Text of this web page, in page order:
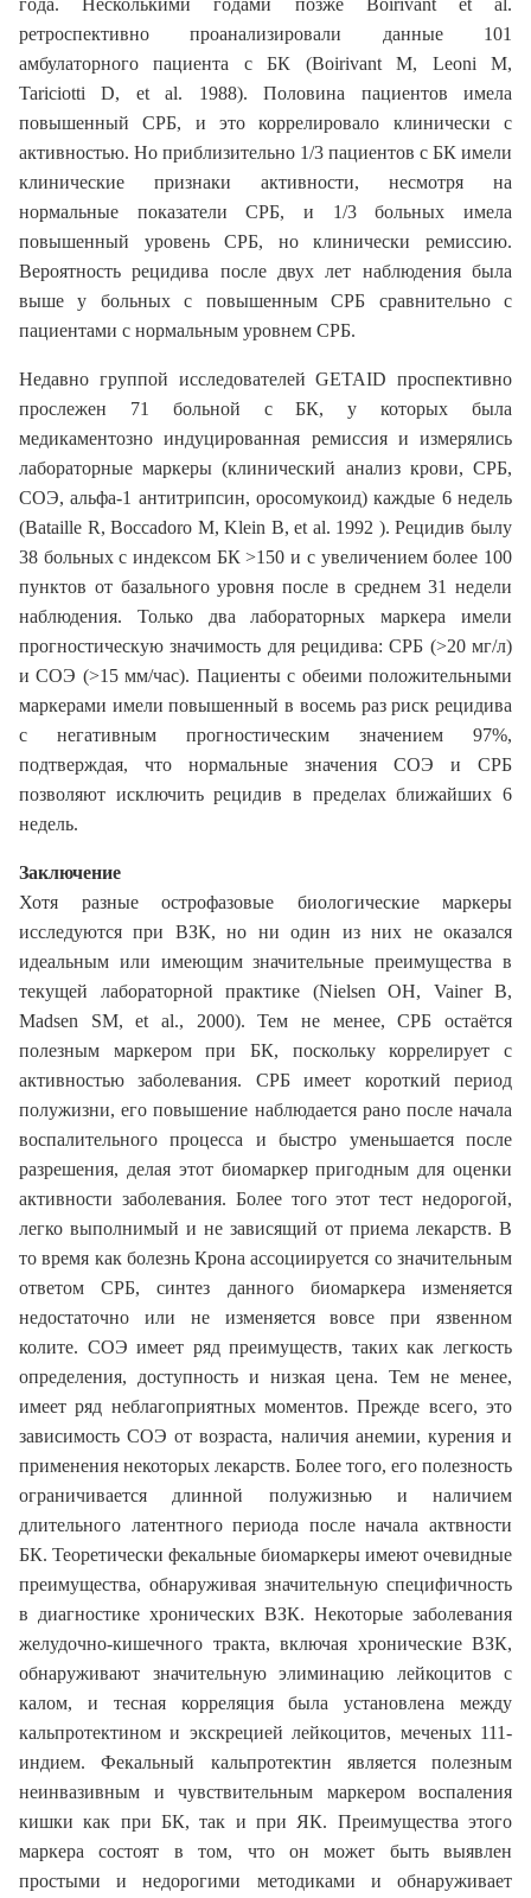
ретроспективно проанализировали данные 101
амбулаторного пациента с БК (Boirivant M, Leoni M,
Tariciotti D, et al. 1988). Половина пациентов имела
повышенный СРБ, и это коррелировало клинически с
активностью. Но приблизительно 1/3 пациентов с БК имели
клинические признаки активности, несмотря на
нормальные показатели СРБ, и 1/3 больных имела
повышенный уровень СРБ, но клинически ремиссию.
Вероятность рецидива после двух лет наблюдения была
выше у больных с повышенным СРБ сравнительно с
пациентами с нормальным уровнем СРБ.
Недавно группой исследователей GETAID проспективно
прослежен 71 больной с БК, у которых была
медикаментозно индуцированная ремиссия и измерялись
лабораторные маркеры (клинический анализ крови, СРБ,
СОЭ, альфа-1 антитрипсин, оросомукоид) каждые 6 недель
(Bataille R, Boccadoro M, Klein B, et al. 1992 ). Рецидив былу
38 больных с индексом БК >150 и c увеличением более 100
пунктов от базального уровня после в среднем 31 недели
наблюдения. Только два лабораторных маркера имели
прогностическую значимость для рецидива: СРБ (>20 мг/л)
и СОЭ (>15 мм/час). Пациенты с обеими положительными
маркерами имели повышенный в восемь раз риск рецидива
с негативным прогностическим значением 97%,
подтверждая, что нормальные значения СОЭ и СРБ
позволяют исключить рецидив в пределах ближайших 6
недель.
Заключение
Хотя разные острофазовые биологические маркеры
исследуются при ВЗК, но ни один из них не оказался
идеальным или имеющим значительные преимущества в
текущей лабораторной практике (Nielsen OH, Vainer B,
Madsen SM, et al., 2000). Тем не менее, СРБ остаётся
полезным маркером при БК, поскольку коррелирует с
активностью заболевания. СРБ имеет короткий период
полужизни, его повышение наблюдается рано после начала
воспалительного процесса и быстро уменьшается после
разрешения, делая этот биомаркер пригодным для оценки
активности заболевания. Более того этот тест недорогой,
легко выполнимый и не зависящий от приема лекарств. В
то время как болезнь Крона ассоциируется со значительным
ответом СРБ, синтез данного биомаркера изменяется
недостаточно или не изменяется вовсе при язвенном
колите. СОЭ имеет ряд преимуществ, таких как легкость
определения, доступность и низкая цена. Тем не менее,
имеет ряд неблагоприятных моментов. Прежде всего, это
зависимость СОЭ от возраста, наличия анемии, курения и
применения некоторых лекарств. Более того, его полезность
ограничивается длинной полужизнью и наличием
длительного латентного периода после начала актвности
БК. Теоретически фекальные биомаркеры имеют очевидные
преимущества, обнаруживая значительную специфичность
в диагностике хронических ВЗК. Некоторые заболевания
желудочно-кишечного тракта, включая хронические ВЗК,
обнаруживают значительную элиминацию лейкоцитов с
калом, и тесная корреляция была установлена между
кальпротектином и экскрецией лейкоцитов, меченых 111-
индием. Фекальный кальпротектин является полезным
неинвазивным и чувствительным маркером воспаления
кишки как при БК, так и при ЯК. Преимущества этого
маркера состоят в том, что он может быть выявлен
простыми и недорогими методиками и обнаруживает